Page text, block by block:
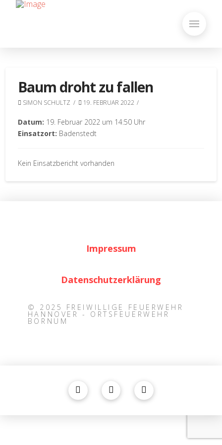
Baum droht zu fallen
SIMON SCHULTZ 19. FEBRUAR 2022
Datum: 19. Februar 2022 um 14:50 Uhr
Einsatzort: Badenstedt
Kein Einsatzbericht vorhanden
Impressum
Datenschutzerklärung
© 2025 FREIWILLIGE FEUERWEHR
HANNOVER - ORTSFEUERWEHR
BORNUM